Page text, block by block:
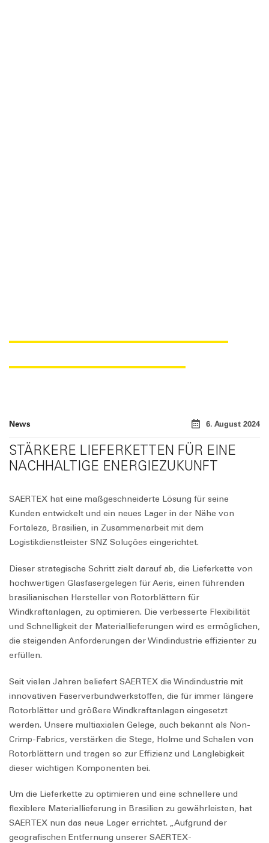
News 6. August 2024
STÄRKERE LIEFERKETTEN FÜR EINE
NACHHALTIGE ENERGIEZUKUNFT
SAERTEX hat eine maßgeschneiderte Lösung für seine
Kunden entwickelt und ein neues Lager in der Nähe von
Fortaleza, Brasilien, in Zusammenarbeit mit dem
Logistikdienstleister SNZ Soluções eingerichtet.
Dieser strategische Schritt zielt darauf ab, die Lieferkette von
hochwertigen Glasfasergelegen für Aeris, einen führenden
brasilianischen Hersteller von Rotorblättern für
Windkraftanlagen, zu optimieren. Die verbesserte Flexibilität
und Schnelligkeit der Materiallieferungen wird es ermöglichen,
die steigenden Anforderungen der Windindustrie effizienter zu
erfüllen.
Seit vielen Jahren beliefert SAERTEX die Windindustrie mit
innovativen Faserverbundwerkstoffen, die für immer längere
Rotorblätter und größere Windkraftanlagen eingesetzt
werden. Unsere multiaxialen Gelege, auch bekannt als Non-
Crimp-Fabrics, verstärken die Stege, Holme und Schalen von
Rotorblättern und tragen so zur Effizienz und Langlebigkeit
dieser wichtigen Komponenten bei.
Um die Lieferkette zu optimieren und eine schnellere und
flexiblere Materiallieferung in Brasilien zu gewährleisten, hat
SAERTEX nun das neue Lager errichtet. „Aufgrund der
geografischen Entfernung unserer SAERTEX-